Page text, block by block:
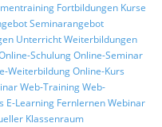
Fortbildungen Kurse
Seminarangebot
UnterrichtWeiterbildungen
SchulungOnline-Seminar
WeiterbildungOnline-Kurs
Web-TrainingWeb-
E-Learning FernlernenWebinar
Klassenraum